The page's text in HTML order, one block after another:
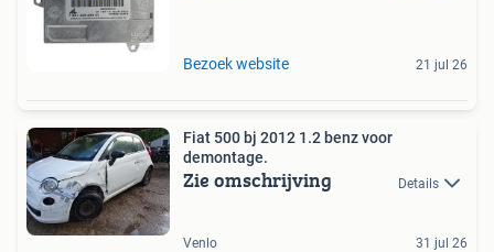
Bezoek website 21 jul 26
Fiat 500 bj 2012 1.2 benz voor
demontage.
Zie omschrijving Details
Venlo 31 jul 26